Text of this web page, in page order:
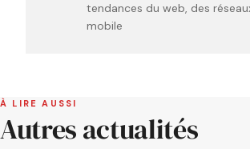
tendances du web, des
mobile
À LIRE AUSSI
Autres actualités